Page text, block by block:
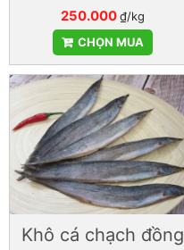
250.000 ₫/kg
CHỌN MUA
Khô cá chạch đồng